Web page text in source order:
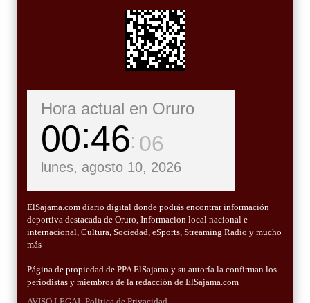
Hora actual en Oruro
00 46 07
lunes, agosto 10, 2026
ElSajama.com diario digital donde podrás encontrar información
deportiva destacada de Oruro, Informacion local nacional e
internacional, Cultura, Sociedad, eSports, Streaming Radio y mucho
más
Página de propiedad de PPA ElSajama y su autoría la confirman los
periodistas y miembros de la redacción de ElSajama.com
AVISO LEGAL Politica de Privacidad